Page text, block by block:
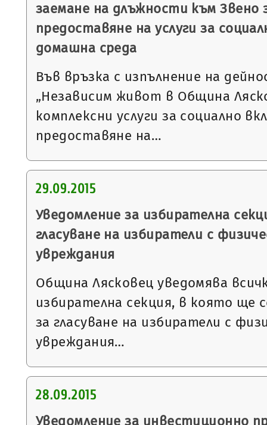
заемане на длъжности към Звено
предоставяне на услуги за
домашна среда
Във връзка с изпълнение на
„Независим живот в Община
комплексни услуги за социално
предоставяне на…
29.09.2015
Уведомление за избирателна
гласуване на избиратели с
увреждания
Община Лясковец уведомява
избирателна секция, в която ще
за гласуване на избиратели с
увреждания…
28.09.2015
Уведомление за инвестиционно